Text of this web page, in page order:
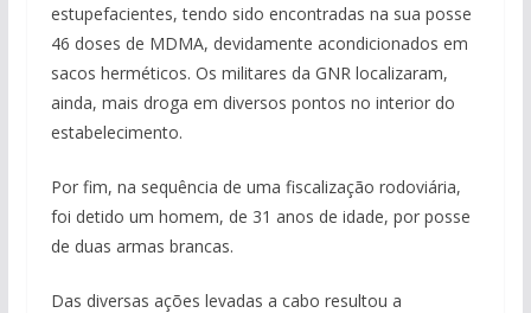
estupefacientes, tendo sido encontradas na sua posse
46 doses de MDMA, devidamente acondicionados em
sacos herméticos. Os militares da GNR localizaram,
ainda, mais droga em diversos pontos no interior do
estabelecimento.
Por fim, na sequência de uma fiscalização rodoviária,
foi detido um homem, de 31 anos de idade, por posse
de duas armas brancas.
Das diversas ações levadas a cabo resultou a